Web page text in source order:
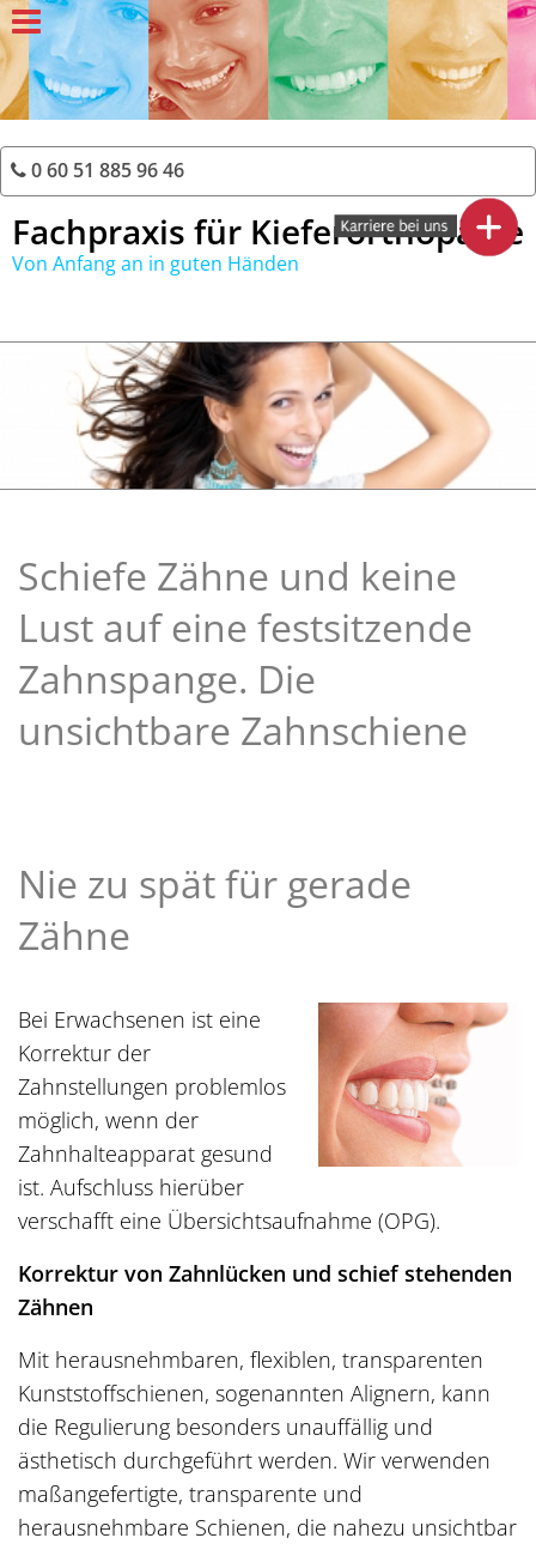
Fachpraxis für Kieferorthopädie
0 60 51 885 96 46
Von Anfang an in guten Händen
Schiefe Zähne und keine
Lust auf eine festsitzende
Zahnspange. Die
unsichtbare Zahnschiene
Nie zu spät für gerade
Zähne
Bei Erwachsenen ist eine
Korrektur der
Zahnstellungen problemlos
möglich, wenn der
Zahnhalteapparat gesund
ist. Aufschluss hierüber
verschafft eine Übersichtsaufnahme (OPG).
Korrektur von Zahnlücken und schief stehenden
Zähnen
Mit herausnehmbaren, flexiblen, transparenten
Kunststoffschienen, sogenannten Alignern, kann
die Regulierung besonders unauffällig und
ästhetisch durchgeführt werden. Wir verwenden
maßangefertigte, transparente und
herausnehmbare Schienen, die nahezu unsichtbar